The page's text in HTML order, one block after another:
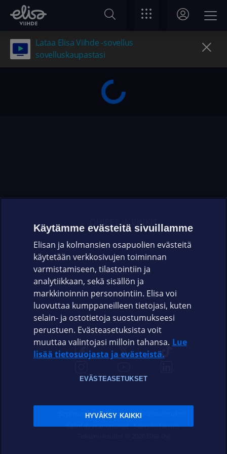
Lataa Elisa Viihde -sovellus
sovelluskaupastasi
OHJEET JA VINKIT
OMAYHTEISÖ
VIANSELVITYS
ASIAKASPALVELU
ELISA.FI
Sopimusehdot Tietosuoja Evästeasetukset
Sääntelyviranomaiset Saavutettavuus
Käytämme evästeitä sivuillamme
Elisan ja kolmansien osapuolien evästeitä
käytetään verkkosivujen toiminnan
varmistamiseen, tilastointiin ja
analytiikkaan, sekä sisällön ja
markkinoinnin personointiin. Elisa voi
luovuttaa kumppaneilleen tietojasi, kuten
selain- ja ostotietoja suostumukseesi
perustuen. Evästeasetuksista voit
muuttaa valintojasi milloin tahansa. Lue
lisää tietosuojasta ja evästeistä.
EVÄSTEASETUKSET
HYVÄKSY KAIKKI